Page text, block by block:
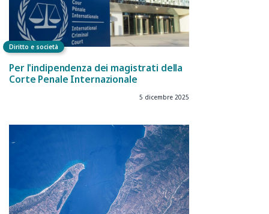
Diritto e società
Per l'indipendenza dei magistrati della
Corte Penale Internazionale
5 dicembre 2025